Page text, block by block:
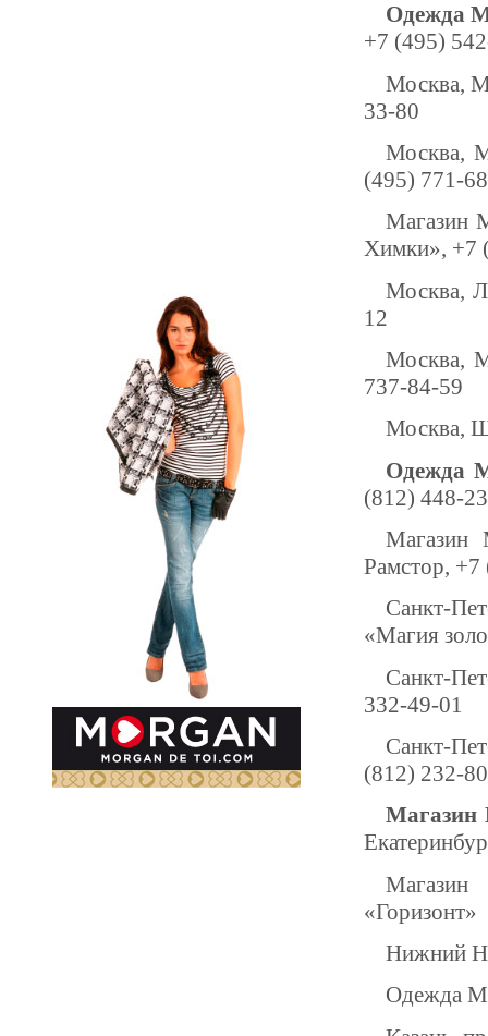
Одежда
+7 (495)
Москва,
33-80
Москва,
(495) 771-
Магазин
Химки», +7
Москва,
12
Москва,
737-84-59
Москва,
Одежда
(812) 448-
Магазин
Рамстор,
Санкт-
«Магия
Санкт-
332-49-01
Санкт-
(812) 232-
Магазин
«Горизонт»
Нижний
Одежда